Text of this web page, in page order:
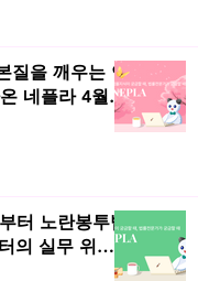
질을 깨우는 연
네플라 4월
터 노란봉투법
의 실무 위키
월 네플라 법률